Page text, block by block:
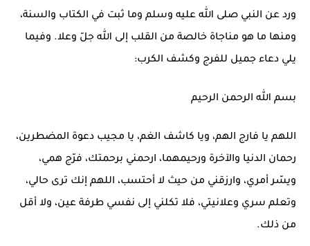
ورد عن النبي صلى الله عليه وسلم وما ثبت في الكتاب والسنة،
ومنها ما هو مناجاة خالصة من القلب إلى الله جلّ وعلا. وفيما
يلي دعاء جميل للفرج وكشف الكرب:
بسم الله الرحمن الرحيم
اللهم يا فارج الهم، ويا كاشف الغم، يا مجيب دعوة المضطرين،
رحمان الدنيا والآخرة ورحيمهما، ارحمني برحمتك، فرّج همي،
ويسّر أمري، وارزقني من حيث لا أحتسب، اللهم إنك ترى حالي،
وتعلم سري وعلانيتي، فلا تكلني إلى نفسي طرفة عين، ولا أقل
من ذلك.